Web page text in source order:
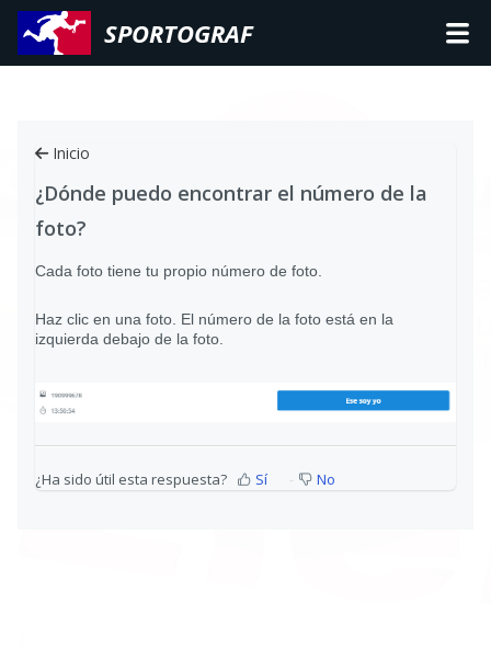
SPORTOGRAF
Inicio
¿Dónde puedo encontrar el número de la
foto?
Cada foto tiene tu propio número de foto.
Haz clic en una foto. El número de la foto está en la
izquierda debajo de la foto.
¿Ha sido útil esta respuesta? Sí No